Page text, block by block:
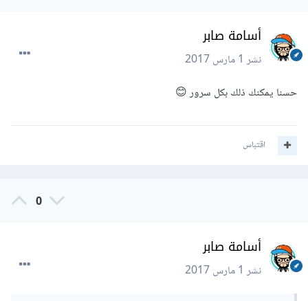
أسامة صابر
نشر1 مارس 2017
حسنا يمكنك ذلك بكل سرور 😊
اقتباس
0
أسامة صابر
نشر1 مارس 2017